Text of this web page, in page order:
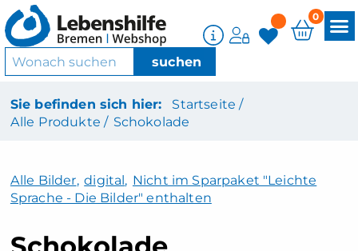
0
Sie befinden sich hier:
Startseite /
Alle Produkte / Schokolade
Alle Bilder, digital, Nicht im Sparpaket "Leichte
Sprache - Die Bilder" enthalten